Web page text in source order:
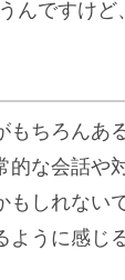
んですけ
ちろんあ
的な会話や
しれない
ように感じ